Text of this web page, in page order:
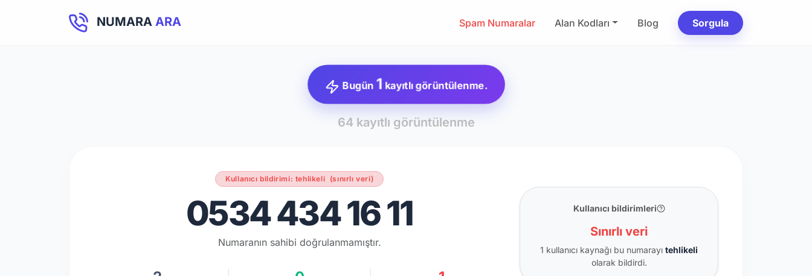
NUMARA ARA Spam Numaralar Alan Kodları Blog Sorgula
Bugün1 kayıtlı görüntülenme.
64 kayıtlı görüntülenme
Kullanıcı bildirimi: tehlikeli (sınırlı veri)
0534 434 16 11
Numaranın sahibi doğrulanmamıştır.
Kullanıcı bildirimleri
Sınırlı veri
1 kullanıcı kaynağı bu numarayıtehlikeli
olarak bildirdi.